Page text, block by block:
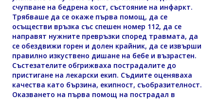
счупване на бедрена кост, състояние на инфаркт.
Трябваше да се окаже първа помощ, да се
осъществи връзка със спешен номер 112, да се
направят нужните превръзки според травмата, да
се обездвижи горен и долен крайник, да се извърши
правилно изкуствено дишане на бебе и възрастен.
Състезателите обгрижваха пострадалите до
пристигане на лекарски екип. Съдиите оценяваха
качества като бързина, екипност, съобразителност.
Оказването на първа помощ на пострадал в